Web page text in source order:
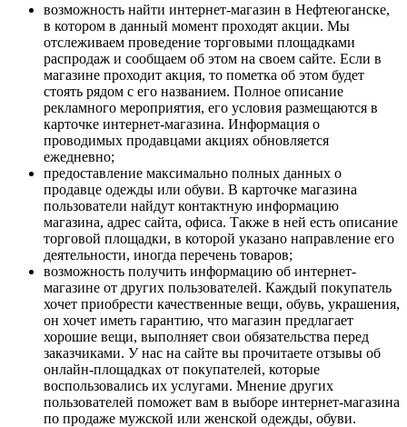
возможность найти интернет-магазин в Нефтеюганске,
в котором в данный момент проходят акции. Мы
отслеживаем проведение торговыми площадками
распродаж и сообщаем об этом на своем сайте. Если в
магазине проходит акция, то пометка об этом будет
стоять рядом с его названием. Полное описание
рекламного мероприятия, его условия размещаются в
карточке интернет-магазина. Информация о
проводимых продавцами акциях обновляется
ежедневно;
предоставление максимально полных данных о
продавце одежды или обуви. В карточке магазина
пользователи найдут контактную информацию
магазина, адрес сайта, офиса. Также в ней есть описание
торговой площадки, в которой указано направление его
деятельности, иногда перечень товаров;
возможность получить информацию об интернет-
магазине от других пользователей. Каждый покупатель
хочет приобрести качественные вещи, обувь, украшения,
он хочет иметь гарантию, что магазин предлагает
хорошие вещи, выполняет свои обязательства перед
заказчиками. У нас на сайте вы прочитаете отзывы об
онлайн-площадках от покупателей, которые
воспользовались их услугами. Мнение других
пользователей поможет вам в выборе интернет-магазина
по продаже мужской или женской одежды, обуви.